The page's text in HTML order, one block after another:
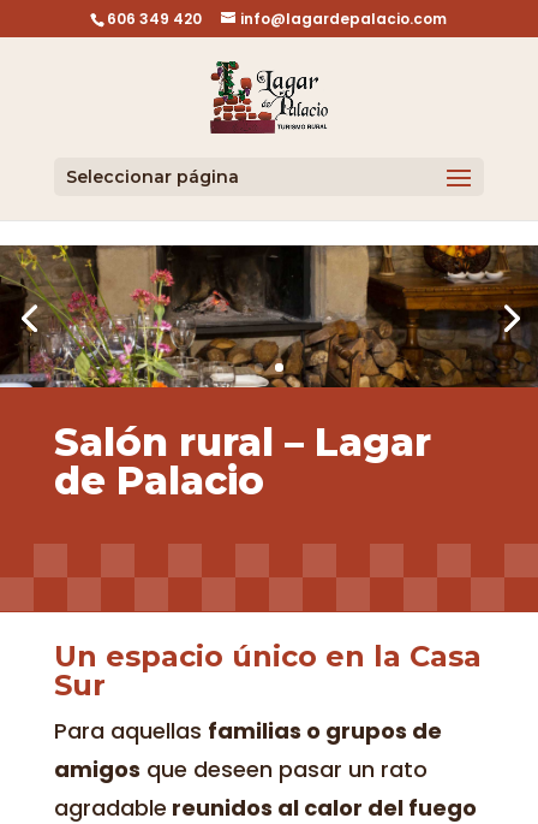
Skip to content606 349 420 info@lagardepalacio.com
Seleccionar página
Salón rural – Lagar
de Palacio
Un espacio único en la Casa
Sur
Para aquellas familias o grupos de
amigos que deseen pasar un rato
agradable reunidos al calor del fuego